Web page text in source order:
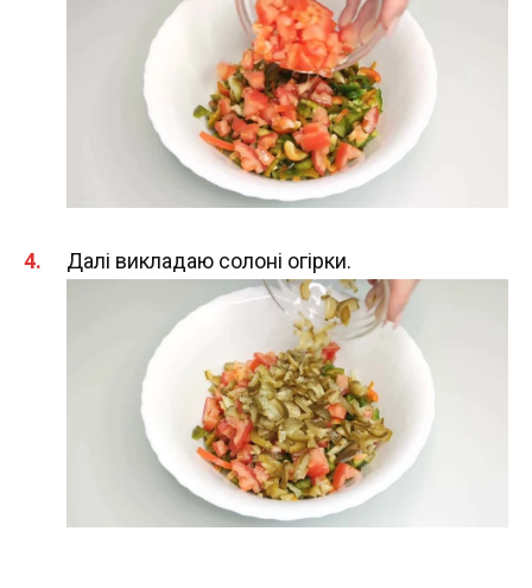
Далі викладаю солоні огірки.